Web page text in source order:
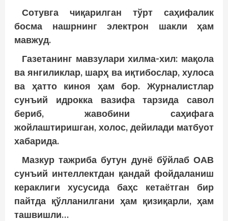
Сотувга чиқарилган тўрт саҳифалик
босма нашрнинг электрон шакли ҳам
мавжуд.
Газетанинг мавзулари хилма-хил: мақола
ва янгиликлар, шарҳ ва иқтибослар, хулоса
ва ҳатто киноя ҳам бор. Журналистлар
сунъий идрокка вазифа тарзида савол
бериб, жавобини саҳифага
жойлаштиришган, холос, дейилади матбуот
хабарида.
Мазкур тажриба бутун дунё бўйлаб ОАВ
сунъий интеллектдан қандай фойдаланиш
кераклиги хусусида баҳс кетаётган бир
пайтда қўлланилгани ҳам қизиқарли, ҳам
ташвишли…